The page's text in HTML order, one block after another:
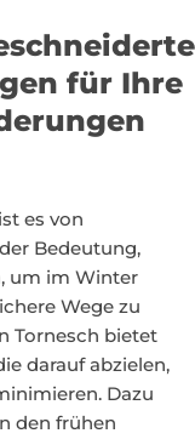
für Ihre
es von
Bedeutung,
um im Winter
Wege zu
Tornesch bietet
darauf abzielen,
Dazu
den frühen